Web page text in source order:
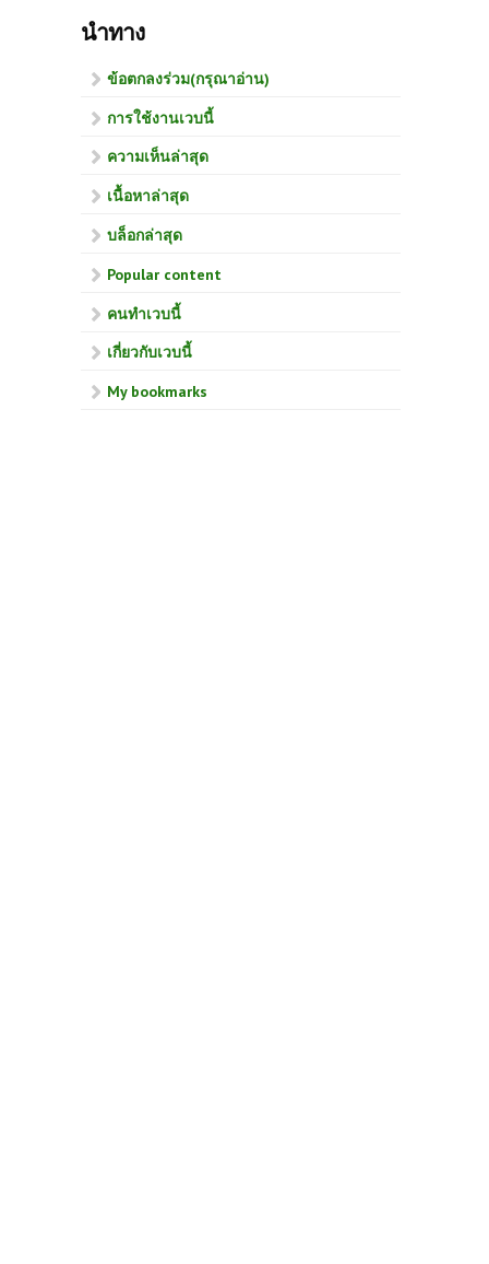
นำทาง
ข้อตกลงร่วม(กรุณาอ่าน)
การใช้งานเวบนี้
ความเห็นล่าสุด
เนื้อหาล่าสุด
บล็อกล่าสุด
Popular content
คนทำเวบนี้
เกี่ยวกับเวบนี้
My bookmarks